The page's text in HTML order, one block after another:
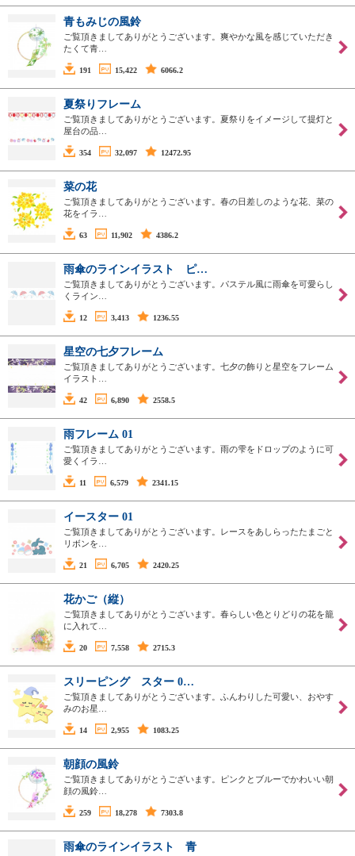
青もみじの風鈴
ご覧頂きましてありがとうございます。爽やかな風を感じていただき
たくて青…
191 15,422 6066.2
夏祭りフレーム
ご覧頂きましてありがとうございます。夏祭りをイメージして提灯と
屋台の品…
354 32,097 12472.95
菜の花
ご覧頂きましてありがとうございます。春の日差しのような花、菜の
花をイラ…
63 11,902 4386.2
雨傘のラインイラスト ピ…
ご覧頂きましてありがとうございます。パステル風に雨傘を可愛らし
くライン…
12 3,413 1236.55
星空の七夕フレーム
ご覧頂きましてありがとうございます。七夕の飾りと星空をフレーム
イラスト…
42 6,890 2558.5
雨フレーム 01
ご覧頂きましてありがとうございます。雨の雫をドロップのように可
愛くイラ…
11 6,579 2341.15
イースター 01
ご覧頂きましてありがとうございます。レースをあしらったたまごと
リボンを…
21 6,705 2420.25
花かご（縦）
ご覧頂きましてありがとうございます。春らしい色とりどりの花を籠
に入れて…
20 7,558 2715.3
スリーピング スター 0…
ご覧頂きましてありがとうございます。ふんわりした可愛い、おやす
みのお星…
14 2,955 1083.25
朝顔の風鈴
ご覧頂きましてありがとうございます。ピンクとブルーでかわいい朝
顔の風鈴…
259 18,278 7303.8
雨傘のラインイラスト 青